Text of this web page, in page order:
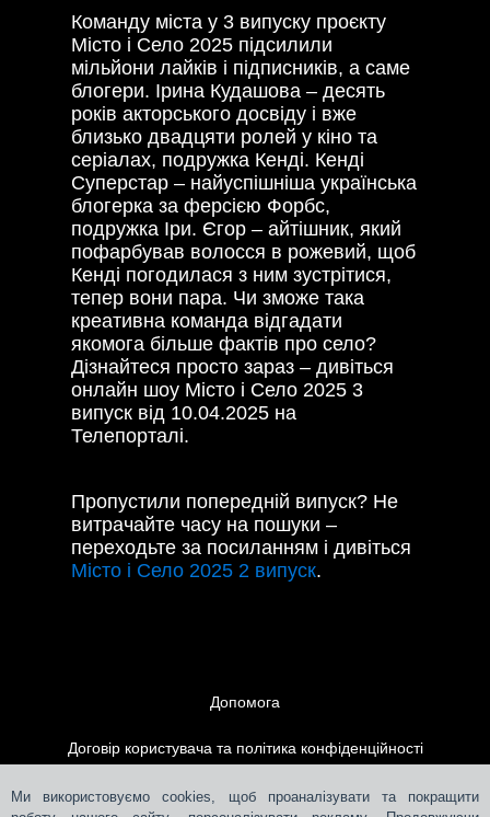
Ми використовуємо cookies, щоб проаналізувати та покращити
Команду міста у 3 випуску проєкту
Місто і Село 2025 підсилили
мільйони лайків і підписників, а саме
блогери. Ірина Кудашова – десять
років акторського досвіду і вже
близько двадцяти ролей у кіно та
серіалах, подружка Кенді. Кенді
Суперстар – найуспішніша українська
блогерка за ферсією Форбс,
подружка Іри. Єгор – айтішник, який
пофарбував волосся в рожевий, щоб
Кенді погодилася з ним зустрітися,
тепер вони пара. Чи зможе така
креативна команда відгадати
якомога більше фактів про село?
Дізнайтеся просто зараз – дивіться
онлайн шоу Місто і Село 2025 3
випуск від 10.04.2025 на
Телепорталі.
Пропустили попередній випуск? Не
витрачайте часу на пошуки –
переходьте за посиланням і дивіться
Місто і Село 2025 2 випуск.
Допомога
Договір користувача та політика конфіденційності
Контакти